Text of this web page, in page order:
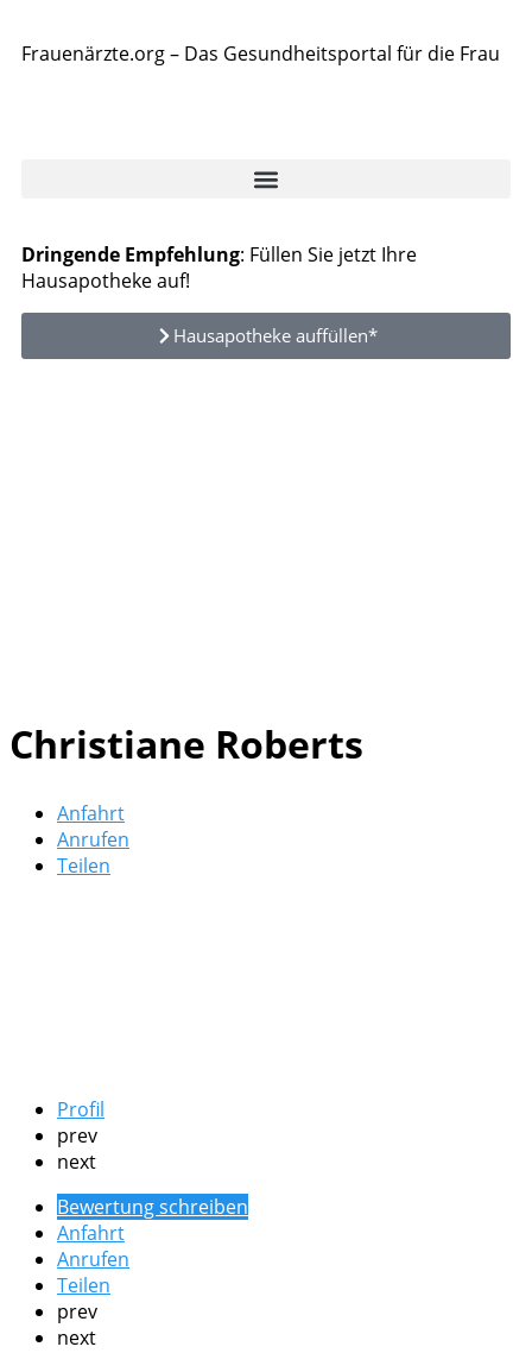
Frauenärzte.org – Das Gesundheitsportal für die Frau
Dringende Empfehlung: Füllen Sie jetzt Ihre
Hausapotheke auf!
Hausapotheke auffüllen*
Christiane Roberts
Anfahrt
Anrufen
Teilen
Profil
prev
next
Bewertung schreiben
Anfahrt
Anrufen
Teilen
prev
next